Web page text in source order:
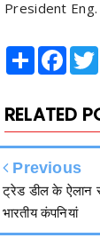
President
Share
RELATED
Previous
ट्रेड डील के ऐलान
भारतीय कंपनियां